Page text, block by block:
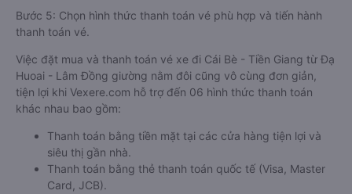
Bước 5: Chọn hình thức thanh toán vé phù hợp và tiến hành
thanh toán vé.
Việc đặt mua và thanh toán vé xe đi Cái Bè - Tiền Giang từ Đạ
Huoai - Lâm Đồng giường nằm đôi cũng vô cùng đơn giản,
tiện lợi khi Vexere.com hỗ trợ đến 06 hình thức thanh toán
khác nhau bao gồm:
Thanh toán bằng tiền mặt tại các cửa hàng tiện lợi và
siêu thị gần nhà.
Thanh toán bằng thẻ thanh toán quốc tế (Visa, Master
Card, JCB).